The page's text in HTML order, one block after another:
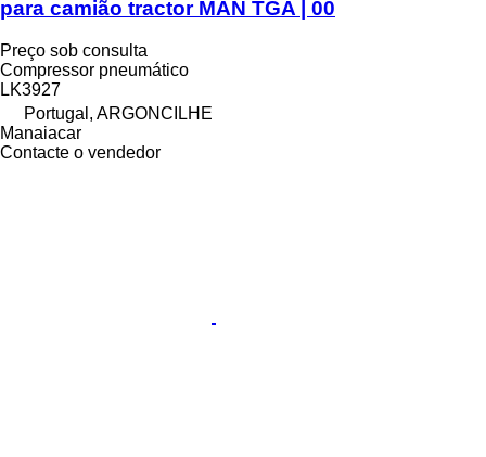
para camião tractor MAN TGA | 00
Preço sob consulta
Compressor pneumático
LK3927
Portugal, ARGONCILHE
Manaiacar
Contacte o vendedor